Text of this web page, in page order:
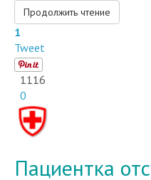
Продолжить чтение
1
Tweet
1116
0
Пациентка